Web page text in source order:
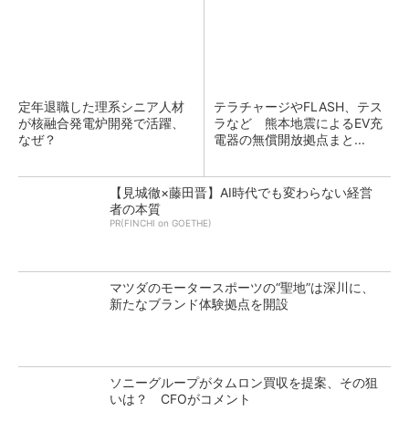
定年退職した理系シニア人材
が核融合発電炉開発で活躍、
なぜ？
テラチャージやFLASH、テス
ラなど 熊本地震によるEV充
電器の無償開放拠点まと...
【見城徹×藤田晋】AI時代でも変わらない経営
者の本質
PR(FINCHI on GOETHE)
マツダのモータースポーツの“聖地”は深川に、
新たなブランド体験拠点を開設
ソニーグループがタムロン買収を提案、その狙
いは？ CFOがコメント